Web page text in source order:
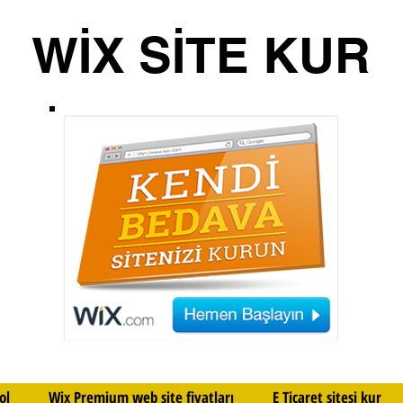
WİX SİTE KUR
Wix Premium web site fiyatları E Ticaret sitesi kur